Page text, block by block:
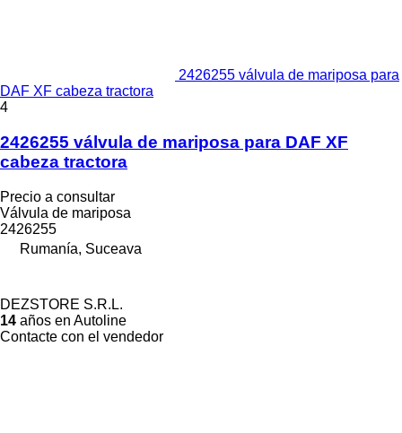
2426255 válvula de mariposa para
DAF XF cabeza tractora
4
2426255 válvula de mariposa para DAF XF
cabeza tractora
Precio a consultar
Válvula de mariposa
2426255
Rumanía, Suceava
DEZSTORE S.R.L.
14 años en Autoline
Contacte con el vendedor